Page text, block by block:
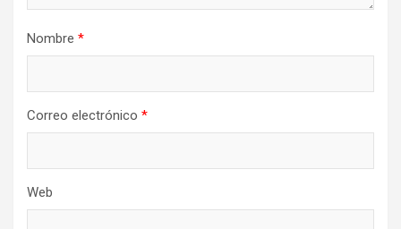
Nombre *
Correo electrónico *
Web